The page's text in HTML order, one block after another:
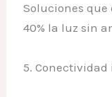
Soluciones
40% la luz sin
5.